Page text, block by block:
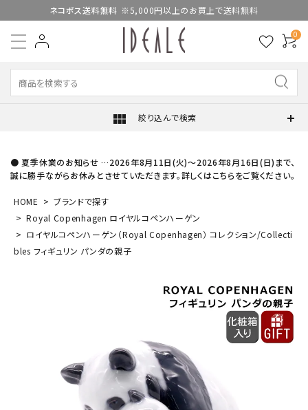
ネコポス送料無料 ※5,000円以上のお買上で送料無料
0
view_module 絞り込んで検索
● 夏季休業のお知らせ …2026年8月11日(火)～2026年8月16日(日)まで、
誠に勝手ながらお休みとさせていただきます。詳しくはこちらをご覧ください。
HOME
ブランドで探す
Royal Copenhagen ロイヤルコペンハーゲン
ロイヤルコペンハーゲン（Royal Copenhagen） コレクション/Collecti
bles フィギュリン パンダの親子